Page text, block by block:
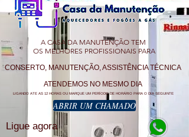
A CASA DA MANUTENÇÃO TEM
OS MELHORES PROFISSIONAIS PARA
CONSERTO, MANUTENÇÃO, ASSISTÊNCIA TÉCNICA
ATENDEMOS NO MESMO DIA
LIGANDO ATE AS 12 HORAS OU MARQUE UM PERÍODO DE HORÁRIO PARA O DIA SEGUINTE
ABRIR UM CHAMADO
Ligue agora